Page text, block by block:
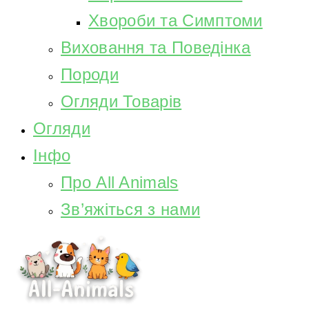
Хвороби та Симптоми
Виховання та Поведінка
Породи
Огляди Товарів
Огляди
Інфо
Про All Animals
Зв’яжіться з нами